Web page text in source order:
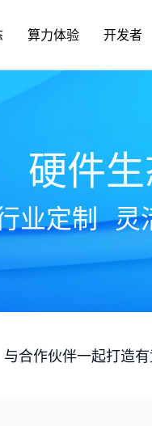
算力体验 开发者
硬件
业定制 灵
合作伙伴一起打造